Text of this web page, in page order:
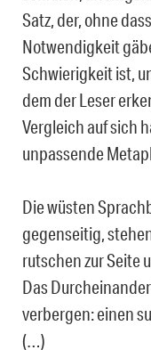
Satz, der, ohne
Notwendigkeit
Schwierigkeit ist,
dem der Leser
Vergleich auf sich
unpassende
Die wüsten
gegenseitig,
rutschen zur Seite
Das
verbergen: einen
(…)